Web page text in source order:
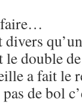
faire…
divers
double
a fait le
de bol